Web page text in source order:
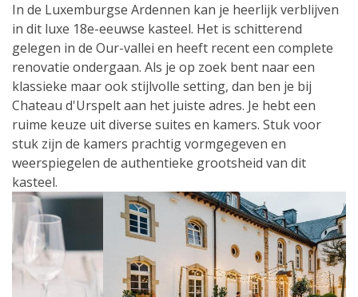
In de Luxemburgse Ardennen kan je heerlijk verblijven
in dit luxe 18e-eeuwse kasteel. Het is schitterend
gelegen in de Our-vallei en heeft recent een complete
renovatie ondergaan. Als je op zoek bent naar een
klassieke maar ook stijlvolle setting, dan ben je bij
Chateau d'Urspelt aan het juiste adres. Je hebt een
ruime keuze uit diverse suites en kamers. Stuk voor
stuk zijn de kamers prachtig vormgegeven en
weerspiegelen de authentieke grootsheid van dit
kasteel.